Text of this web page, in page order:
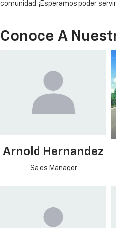
comunidad. ¡Esperamos poder
Conoce A
Arnold Hernandez
Sales Manager